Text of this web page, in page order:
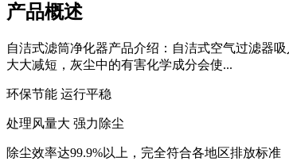
产品概述
自洁式滤筒净化器产品介绍：自洁式空气过滤器
大大减短，灰尘中的有害化学成分会使...
环保节能 运行平稳
处理风量大 强力除尘
除尘效率达99.9%以上，完全符合各地区排放标准